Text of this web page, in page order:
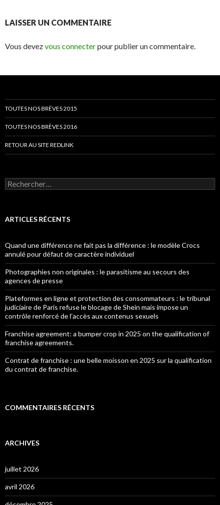
LAISSER UN COMMENTAIRE
Vous devezvous connecterpour publier un commentaire.
TOUTES NOS BRÈVES 2015
TOUTES NOS BRÈVES 2016
RETOUR AU SITE REDLINK
Rechercher :
ARTICLES RÉCENTS
Quand une différence ne fait pas la différence : le modèle Crocs
annulé pour défaut de caractère individuel
Photographies non originales : le parasitisme au secours des
agences de presse
Plateformes en ligne et protection des consommateurs : le tribunal
judiciaire de Paris refuse le blocage de Shein mais impose un
contrôle renforcé de l’accès aux contenus sexuels
Franchise agreement: a bumper crop in 2025 on the qualification of
franchise agreements.
Contrat de franchise : une belle moisson en 2025 sur la qualification
du contrat de franchise.
COMMENTAIRES RÉCENTS
ARCHIVES
juillet 2026
avril 2026